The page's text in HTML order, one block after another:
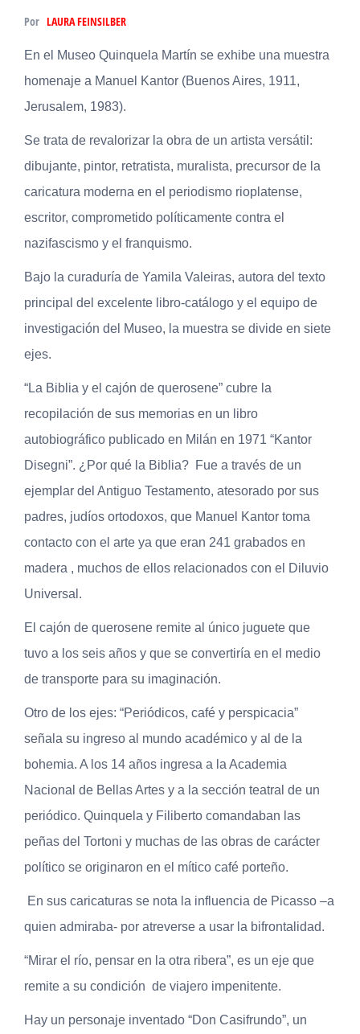
Por LAURA FEINSILBER
En el Museo Quinquela Martín se exhibe una muestra
homenaje a Manuel Kantor (Buenos Aires, 1911,
Jerusalem, 1983).
Se trata de revalorizar la obra de un artista versátil:
dibujante, pintor, retratista, muralista, precursor de la
caricatura moderna en el periodismo rioplatense,
escritor, comprometido políticamente contra el
nazifascismo y el franquismo.
Bajo la curaduría de Yamila Valeiras, autora del texto
principal del excelente libro-catálogo y el equipo de
investigación del Museo, la muestra se divide en siete
ejes.
“La Biblia y el cajón de querosene” cubre la
recopilación de sus memorias en un libro
autobiográfico publicado en Milán en 1971 “Kantor
Disegni”. ¿Por qué la Biblia? Fue a través de un
ejemplar del Antiguo Testamento, atesorado por sus
padres, judíos ortodoxos, que Manuel Kantor toma
contacto con el arte ya que eran 241 grabados en
madera , muchos de ellos relacionados con el Diluvio
Universal.
El cajón de querosene remite al único juguete que
tuvo a los seis años y que se convertiría en el medio
de transporte para su imaginación.
Otro de los ejes: “Periódicos, café y perspicacia”
señala su ingreso al mundo académico y al de la
bohemia. A los 14 años ingresa a la Academia
Nacional de Bellas Artes y a la sección teatral de un
periódico. Quinquela y Filiberto comandaban las
peñas del Tortoni y muchas de las obras de carácter
político se originaron en el mítico café porteño.
En sus caricaturas se nota la influencia de Picasso –a
quien admiraba- por atreverse a usar la bifrontalidad.
“Mirar el río, pensar en la otra ribera”, es un eje que
remite a su condición de viajero impenitente.
Hay un personaje inventado “Don Casifrundo”, un